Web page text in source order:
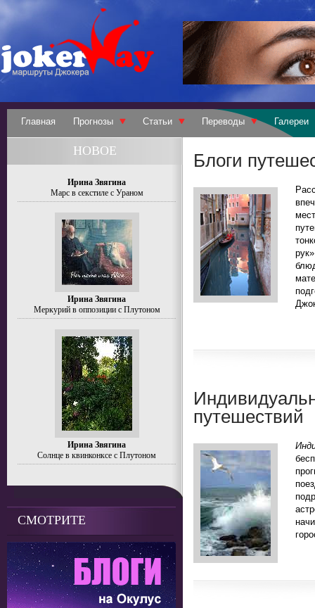
Главная Прогнозы Статьи Переводы Галереи
Блоги
путешествий
НОВОЕ
Ирина Звягина
Марс в секстиле с Ураном
Ирина Звягина
Меркурий в оппозиции с Плутоном
Ирина Звягина
Солнце в квинконксе с Плутоном
СМОТРИТЕ